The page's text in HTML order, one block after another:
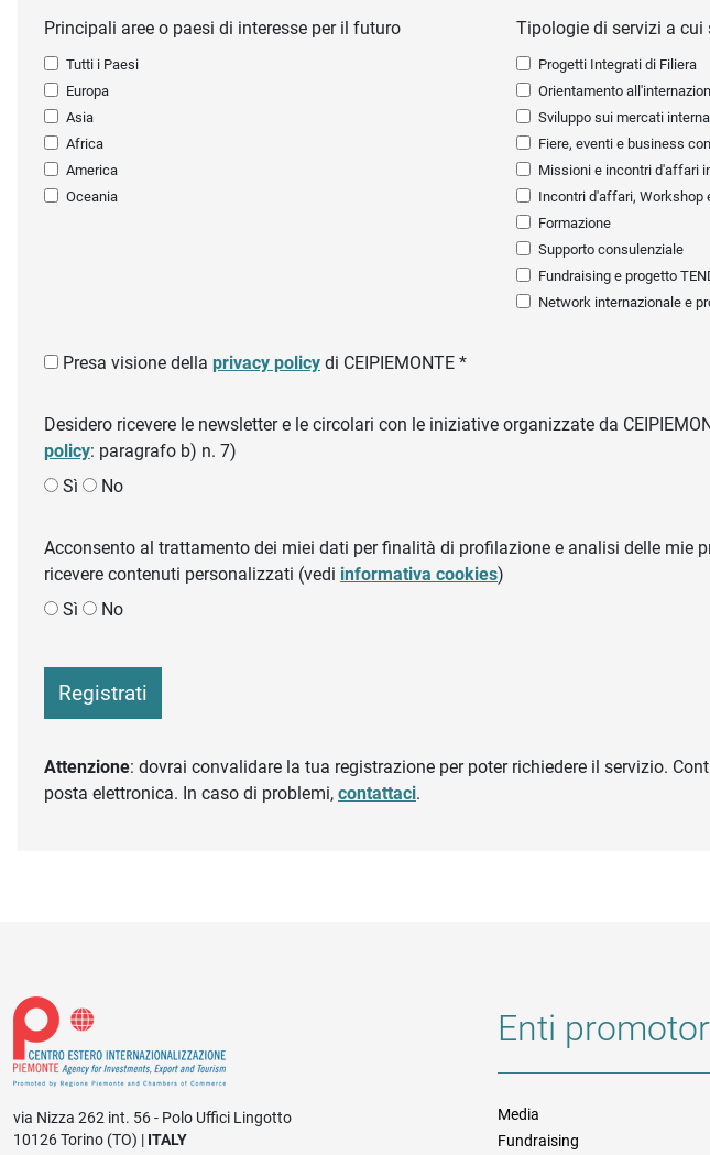
Principali aree o paesi di interesse per il futuro
Tutti i Paesi
Europa
Asia
Africa
America
Oceania
Tipologie di servizi a cui
Progetti Integrati di Filiera
Orientamento
Sviluppo sui mercati
Fiere, eventi e business
Missioni e incontri d'affari
Incontri d'affari, Workshop
Formazione
Supporto consulenziale
Fundraising e progetto
Network internazionale e
Presa visione della privacy policy di CEIPIEMONTE *
Desidero ricevere le newsletter e le circolari con le iniziative organizzate da
policy: paragrafo b) n. 7)
Sì
No
Acconsento al trattamento dei miei dati per finalità di profilazione e analisi delle mie
ricevere contenuti personalizzati (vedi informativa cookies)
Sì
No
Registrati
Attenzione: dovrai convalidare la tua registrazione per poter richiedere il servizio.
posta elettronica. In caso di problemi, contattaci.
via Nizza 262 int. 56 - Polo Uffici Lingotto
10126 Torino (TO) | ITALY
Enti
Media
Fundraising